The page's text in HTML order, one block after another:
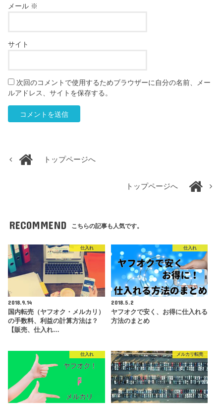
メール ※
サイト
次回のコメントで使用するためブラウザーに自分の名前、メー
ルアドレス、サイトを保存する。
トップページへ
トップページへ
RECOMMEND こちらの記事も人気です。
仕入れ
2018.9.14
国内転売（ヤフオク・メルカリ）
の手数料、利益の計算方法は？
【販売、仕入れ…
仕入れ
2018.5.2
ヤフオクで安く、お得に仕入れる
方法のまとめ
仕入れ メルカリ転売